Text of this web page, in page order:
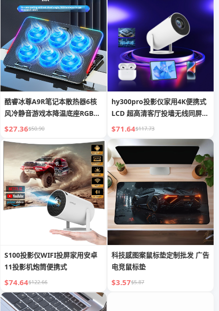
酷睿冰尊A9R笔记本散热器6核
风冷静音游戏本降温底座RGB散
热支架
$27.36$50.90
hy300pro投影仪家用4K便携式
LCD 超高清客厅投墙无线同屏投
影
$71.64$117.73
S100投影仪WIFI投屏家用安卓
11投影机炮筒便携式
$74.64$122.66
科技感图案鼠标垫定制批发 广告
电竞鼠标垫
$3.57$5.87